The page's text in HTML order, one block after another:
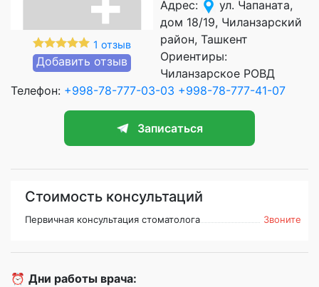
1 отзыв
Добавить отзыв
Адрес:
ул. Чапаната,
дом 18/19, Чиланзарский
район, Ташкент
Ориентиры:
Чиланзарское РОВД
Телефон: +998-78-777-03-03 +998-78-777-41-07
Записаться
Стоимость консультаций
Первичная консультация стоматолога Звоните
⏰ Дни работы врача: